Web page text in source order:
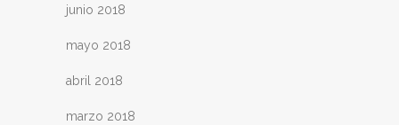
junio 2018
mayo 2018
abril 2018
marzo 2018